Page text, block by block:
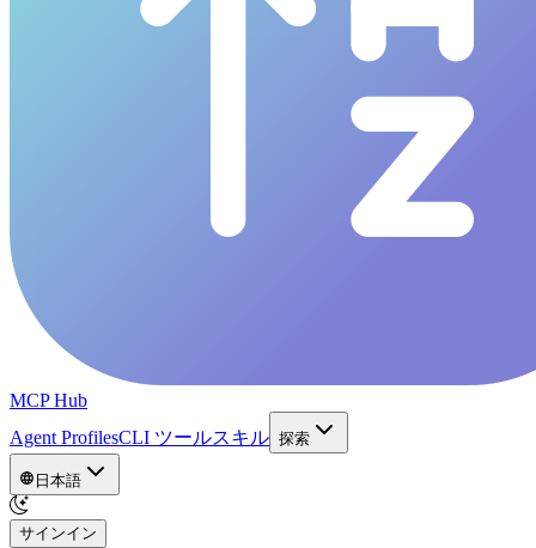
MCP Hub
Agent ProfilesCLI ツールスキル 探索
日本語
サインイン